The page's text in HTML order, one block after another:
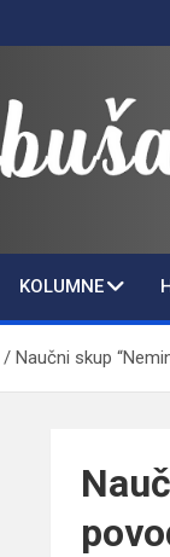
KOLUMNE
Naučni skup